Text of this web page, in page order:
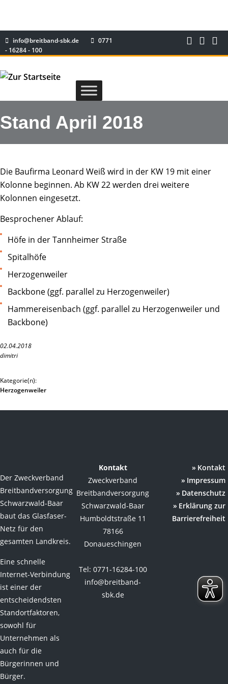
info@breitband-sbk.de
0771
- 16284 - 100
Stand April 2018
Die Baufirma Leonard Weiß wird in der KW 19 mit einer
Kolonne beginnen. Ab KW 22 werden drei weitere
Kolonnen eingesetzt.
Besprochener Ablauf:
Höfe in der Tannheimer Straße
Spitalhöfe
Herzogenweiler
Backbone (ggf. parallel zu Herzogenweiler)
Hammereisenbach (ggf. parallel zu Herzogenweiler und
Backbone)
02.04.2018
dimitri
Kategorie(n):
Herzogenweiler
Der Zweckverband
Breitbandversorgung
Schwarzwald-Baar
baut das Glasfaser-
Netz für den
gesamten Landkreis.
Eine schnelle
Internet-Verbindung
ist einer der
entscheidendsten
Standortfaktoren,
sowohl für
Unternehmen als
auch für die
Bürgerinnen und
Bürger.
Kontakt
Zweckverband
Breitbandversorgung
Schwarzwald-Baar
Humboldtstraße 11
78166
Donaueschingen
Tel: 0771-16284-100
info@breitband-
sbk.de
Kontakt
Impressum
Datenschutz
Erklärung zur
Barrierefreiheit